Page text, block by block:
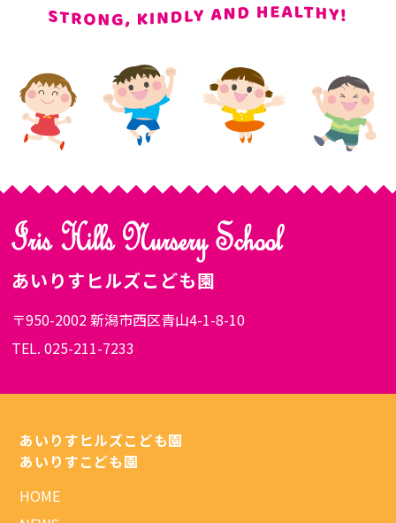
あいりすヒルズこども園
〒950-2002 新潟市西区青山4-1-8-10
TEL. 025-211-7233
あいりすヒルズこども園
あいりすこども園
HOME